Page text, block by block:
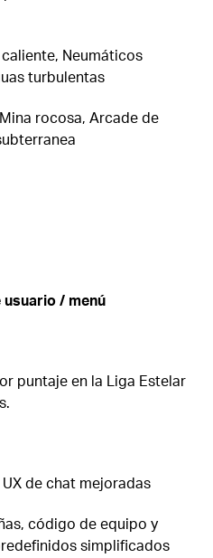
Neumáticos
turbulentas
rocosa, Arcade de
/ menú
puntaje en la Liga Estelar
de chat mejoradas
código de equipo y
simplificados